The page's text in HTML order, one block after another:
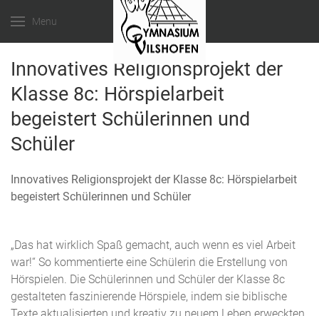
Menu
Innovatives Religionsprojekt der
Klasse 8c: Hörspielarbeit
begeistert Schülerinnen und
Schüler
Innovatives Religionsprojekt der Klasse 8c: Hörspielarbeit
begeistert Schülerinnen und Schüler
„Das hat wirklich Spaß gemacht, auch wenn es viel Arbeit
war!“ So kommentierte eine Schülerin die Erstellung von
Hörspielen. Die Schülerinnen und Schüler der Klasse 8c
gestalteten faszinierende Hörspiele, indem sie biblische